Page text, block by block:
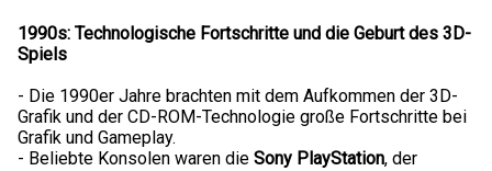
1990s: Technologische Fortschritte und die Geburt des 3D-
Spiels
- Die 1990er Jahre brachten mit dem Aufkommen der 3D-
Grafik und der CD-ROM-Technologie große Fortschritte bei
Grafik und Gameplay.
- Beliebte Konsolen waren die Sony PlayStation, der